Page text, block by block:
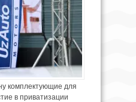
комплектующие для
в приватизации